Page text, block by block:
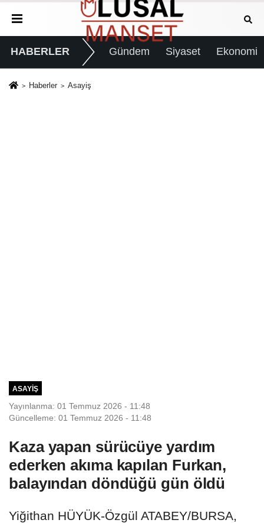
HABERLER Gündem Siyaset Ekonomi
Haberler Asayiş
ASAYIŞ
Yayınlanma: 01 Temmuz 2026 - 11:48
Güncelleme: 01 Temmuz 2026 - 11:48
Kaza yapan sürücüye yardım
ederken akıma kapılan Furkan,
balayından döndüğü gün öldü
Yiğithan HÜYÜK-Özgül ATABEY/BURSA,